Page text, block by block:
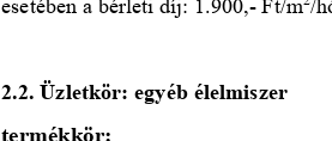
2.2. Üzletkör: egyéb élelmiszer
termékkör: